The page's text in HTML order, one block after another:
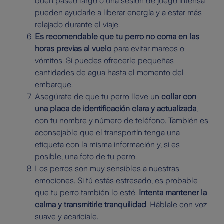
pueden ayudarle a liberar energía y a estar más
relajado durante el viaje.
Es recomendable que tu perro no coma en las
horas previas al vuelo para evitar mareos o
vómitos. Sí puedes ofrecerle pequeñas
cantidades de agua hasta el momento del
embarque.
Asegúrate de que tu perro lleve un collar con
una placa de identificación clara y actualizada,
con tu nombre y número de teléfono. También es
aconsejable que el transportín tenga una
etiqueta con la misma información y, si es
posible, una foto de tu perro.
Los perros son muy sensibles a nuestras
emociones. Si tú estás estresado, es probable
que tu perro también lo esté. Intenta mantener la
calma y transmitirle tranquilidad. Háblale con voz
suave y acaríciale.